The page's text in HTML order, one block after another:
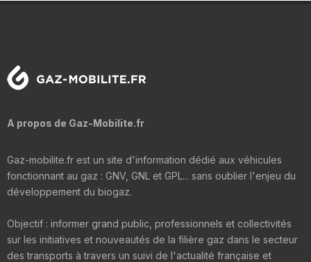
A propos de Gaz-Mobilite.fr
Gaz-mobilite.fr est un site d'information dédié aux véhicules
fonctionnant au gaz : GNV, GNL et GPL... sans oublier l'enjeu du
développement du biogaz.
Objectif : informer grand public, professionnels et collectivités
sur les initiatives et nouveautés de la filière gaz dans le secteur
des transports à travers un suivi de l'actualité française et